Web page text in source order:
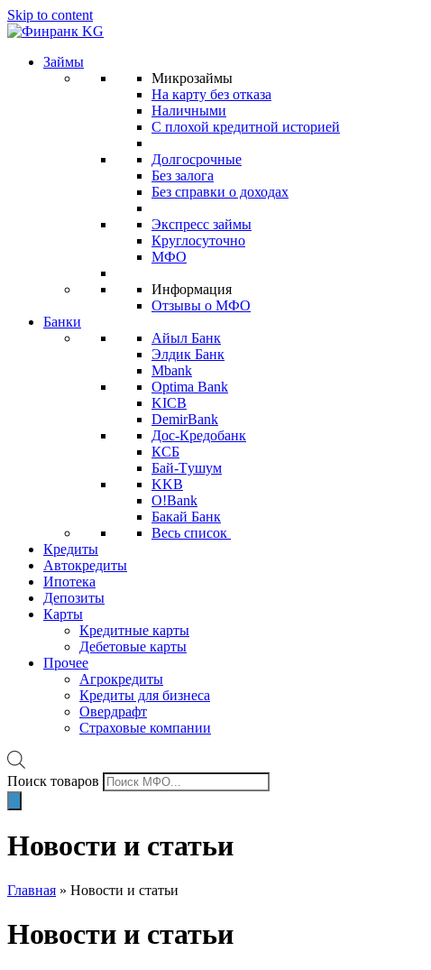
Skip to content
Займы
Микрозаймы
На карту без отказа
Наличными
С плохой кредитной историей
Долгосрочные
Без залога
Без справки о доходах
Экспресс займы
Круглосуточно
МФО
Информация
Отзывы о МФО
Банки
Айыл Банк
Элдик Банк
Mbank
Optima Bank
KICB
DemirBank
Дос-Кредобанк
КСБ
Бай-Tушум
KKB
O!Bank
Бакай Банк
Весь список
Кредиты
Автокредиты
Ипотека
Депозиты
Карты
Кредитные карты
Дебетовые карты
Прочее
Агрокредиты
Кредиты для бизнеса
Овердрафт
Страховые компании
Поиск товаров
Новости и статьи
Главная » Новости и статьи
Новости и статьи